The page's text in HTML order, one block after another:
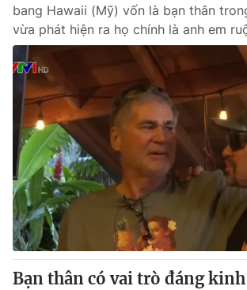
bang Hawaii (Mỹ) vốn là bạn thân
vừa phát hiện ra họ chính là anh em
Bạn thân có vai trò đáng